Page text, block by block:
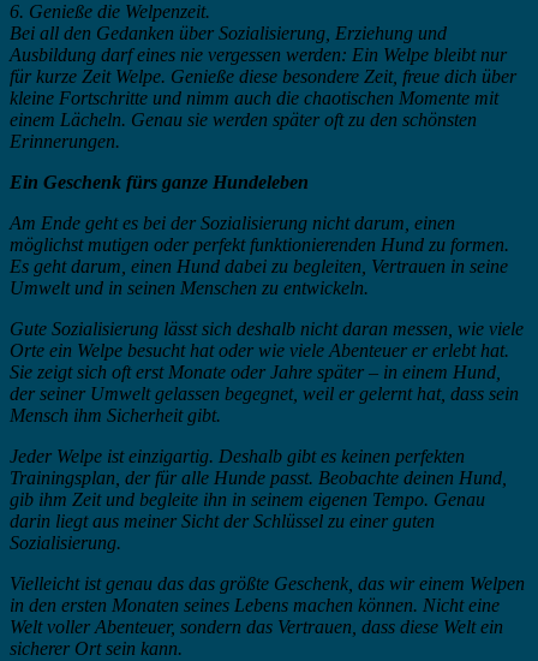
6. Genieße die Welpenzeit.
Bei all den Gedanken über Sozialisierung, Erziehung und
Ausbildung darf eines nie vergessen werden: Ein Welpe bleibt nur
für kurze Zeit Welpe. Genieße diese besondere Zeit, freue dich über
kleine Fortschritte und nimm auch die chaotischen Momente mit
einem Lächeln. Genau sie werden später oft zu den schönsten
Erinnerungen.
Ein Geschenk fürs ganze Hundeleben
Am Ende geht es bei der Sozialisierung nicht darum, einen
möglichst mutigen oder perfekt funktionierenden Hund zu formen.
Es geht darum, einen Hund dabei zu begleiten, Vertrauen in seine
Umwelt und in seinen Menschen zu entwickeln.
Gute Sozialisierung lässt sich deshalb nicht daran messen, wie viele
Orte ein Welpe besucht hat oder wie viele Abenteuer er erlebt hat.
Sie zeigt sich oft erst Monate oder Jahre später – in einem Hund,
der seiner Umwelt gelassen begegnet, weil er gelernt hat, dass sein
Mensch ihm Sicherheit gibt.
Jeder Welpe ist einzigartig. Deshalb gibt es keinen perfekten
Trainingsplan, der für alle Hunde passt. Beobachte deinen Hund,
gib ihm Zeit und begleite ihn in seinem eigenen Tempo. Genau
darin liegt aus meiner Sicht der Schlüssel zu einer guten
Sozialisierung.
Vielleicht ist genau das das größte Geschenk, das wir einem Welpen
in den ersten Monaten seines Lebens machen können. Nicht eine
Welt voller Abenteuer, sondern das Vertrauen, dass diese Welt ein
sicherer Ort sein kann.